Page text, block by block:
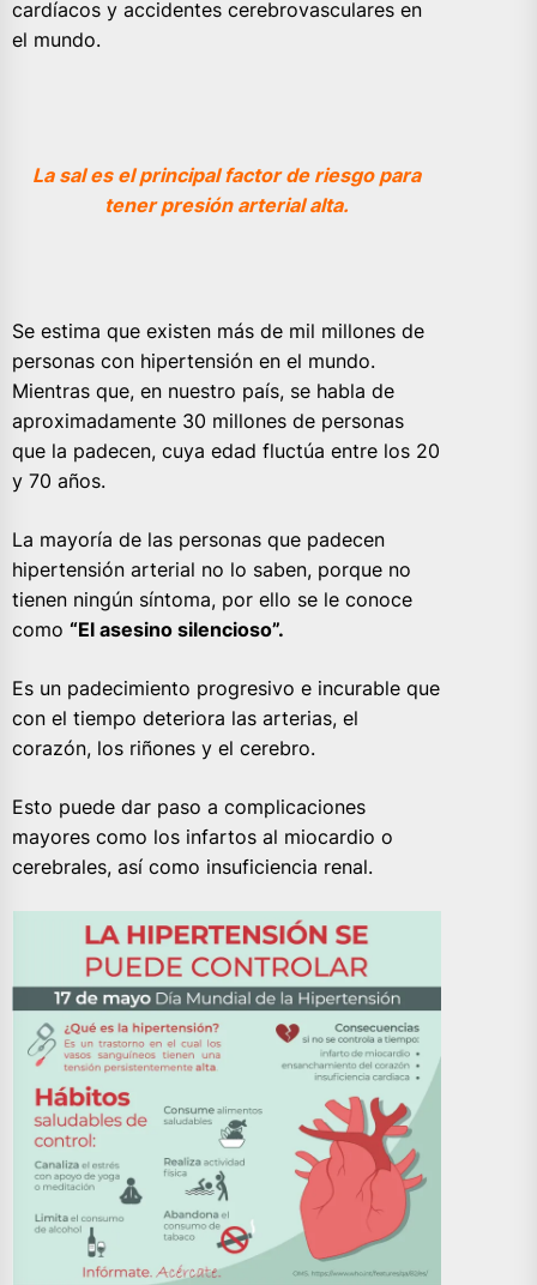
cardíacos y accidentes cerebrovasculares en
el mundo.
La sal es el principal factor de riesgo para
tener presión arterial alta.
Se estima que existen más de mil millones de
personas con hipertensión en el mundo.
Mientras que, en nuestro país, se habla de
aproximadamente 30 millones de personas
que la padecen, cuya edad fluctúa entre los 20
y 70 años.
La mayoría de las personas que padecen
hipertensión arterial no lo saben, porque no
tienen ningún síntoma, por ello se le conoce
como “El asesino silencioso”.
Es un padecimiento progresivo e incurable que
con el tiempo deteriora las arterias, el
corazón, los riñones y el cerebro.
Esto puede dar paso a complicaciones
mayores como los infartos al miocardio o
cerebrales, así como insuficiencia renal.